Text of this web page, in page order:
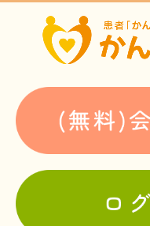
ホーム
患者会・支援団体紹介
疾患別検索
疾患分類検索